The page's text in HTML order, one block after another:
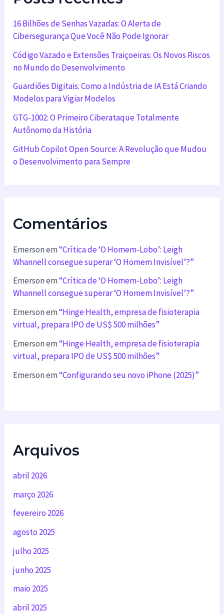
16 Bilhões de Senhas Vazadas: O Alerta de
Cibersegurança Que Você Não Pode Ignorar
Código Vazado e Extensões Traiçoeiras: Os Novos Riscos
no Mundo do Desenvolvimento
Guardiões Digitais: Como a Indústria de IA Está Criando
Modelos para Vigiar Modelos
GTG-1002: O Primeiro Ciberataque Totalmente
Autônomo da História
GitHub Copilot Open Source: A Revolução que Mudou
o Desenvolvimento para Sempre
Comentários
Emersonem“Crítica de ‘O Homem-Lobo’: Leigh
Whannell consegue superar ‘O Homem Invisível’?”
Emersonem“Crítica de ‘O Homem-Lobo’: Leigh
Whannell consegue superar ‘O Homem Invisível’?”
Emersonem“Hinge Health, empresa de fisioterapia
virtual, prepara IPO de US$ 500 milhões”
Emersonem“Hinge Health, empresa de fisioterapia
virtual, prepara IPO de US$ 500 milhões”
Emersonem“Configurando seu novo iPhone (2025)”
Arquivos
abril 2026
março 2026
fevereiro 2026
agosto 2025
julho 2025
junho 2025
maio 2025
abril 2025